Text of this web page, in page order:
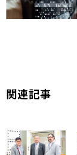
関連記事